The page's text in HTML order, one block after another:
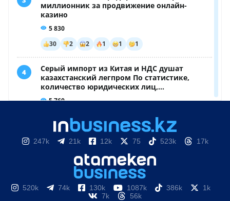
247k 21k 12k 75 523k 17k
520k 74k 130k 1087k 386k
1k
7k
56k